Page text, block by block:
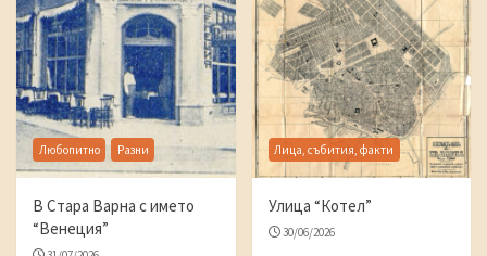
Любопитно Разни
В Стара Варна с името
“Венеция”
Лица, събития, факти
Улица “Котел”
30/06/2026